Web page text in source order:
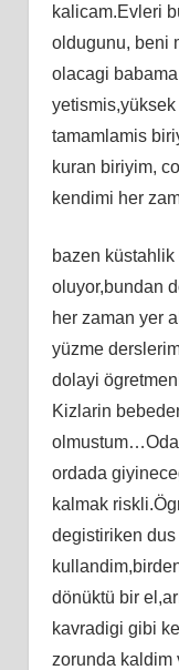
kalicam.Evleri
oldugunu, beni
olacagi
tamamlamis
kuran biriyim,
kendimi her
bazen
oluyor,bundan
her zaman yer
yüzme
dolayi
Kizlarin
ordada
kalmak
degistiriken
dönüktü bir
kavradigi gibi
zorunda kaldim